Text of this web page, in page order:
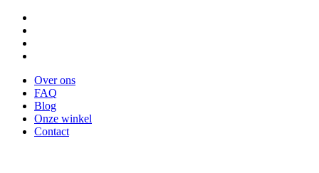
Over ons
FAQ
Blog
Onze winkel
Contact